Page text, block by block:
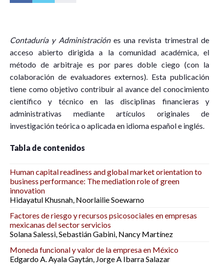
Contaduría y Administración es una revista trimestral de
acceso abierto dirigida a la comunidad académica, el
método de arbitraje es por pares doble ciego (con la
colaboración de evaluadores externos). Esta publicación
tiene como objetivo contribuir al avance del conocimiento
científico y técnico en las disciplinas financieras y
administrativas mediante artículos originales de
investigación teórica o aplicada en idioma español e inglés.
Tabla de contenidos
Human capital readiness and global market orientation to
business performance: The mediation role of green
innovation
Hidayatul Khusnah, Noorlailie Soewarno
Factores de riesgo y recursos psicosociales en empresas
mexicanas del sector servicios
Solana Salessi, Sebastián Gabini, Nancy Martínez
Moneda funcional y valor de la empresa en México
Edgardo A. Ayala Gaytán, Jorge A Ibarra Salazar